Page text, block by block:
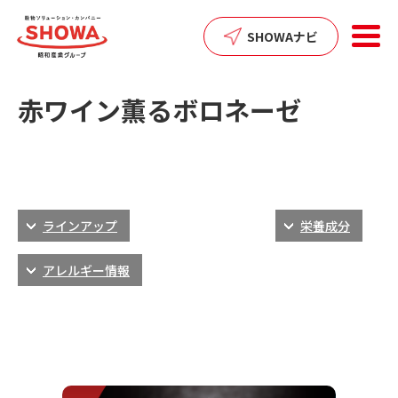
SHOWAナビ
赤ワイン薫るボロネーゼ
ラインアップ 栄養成分
アレルギー情報